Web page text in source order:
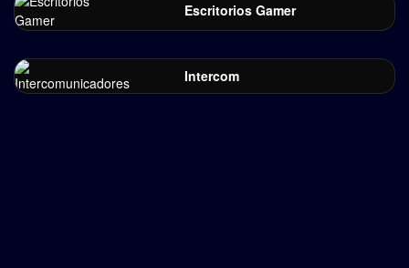
Escritorios Gamer
Intercom